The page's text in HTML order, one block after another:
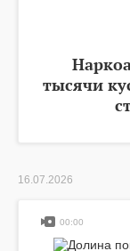
тысячи
16.07.2026
00:00